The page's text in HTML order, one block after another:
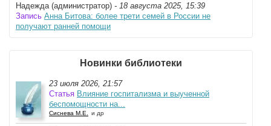
Надежда (администратор) - 18 августа 2025, 15:39
Запись Анна Битова: более трети семей в России не
получают ранней помощи
Новинки библиотеки
23 июля 2026, 21:57
Статья Влияние госпитализма и выученной
беспомощности на...
Сиснева М.Е. и др